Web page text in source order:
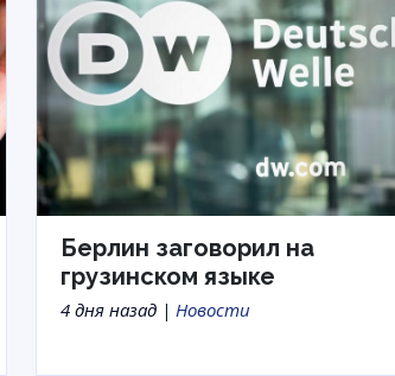
Берлин заговорил на
грузинском языке
4 дня назад | Новости